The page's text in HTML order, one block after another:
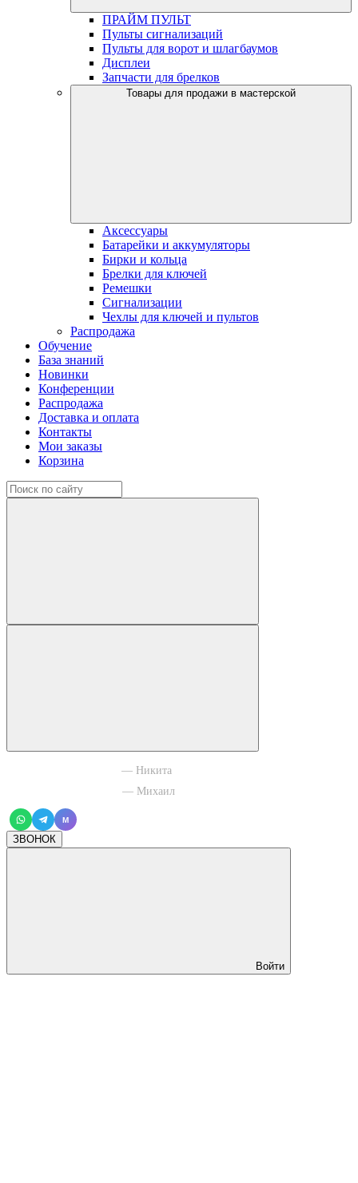
ПРАЙМ ПУЛЬТ
Пульты сигнализаций
Пульты для ворот и шлагбаумов
Дисплеи
Запчасти для брелков
Товары для продажи в мастерской
Аксессуары
Батарейки и аккумуляторы
Бирки и кольца
Брелки для ключей
Ремешки
Сигнализации
Чехлы для ключей и пультов
Распродажа
Обучение
База знаний
Новинки
Конференции
Распродажа
Доставка и оплата
Контакты
Мои заказы
Корзина
— Никита
— Михаил
M
ЗВОНОК
Войти